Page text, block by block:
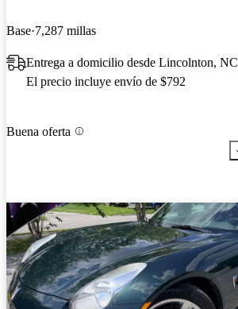
Base 7,287 millas
Entrega a domicilio desde Lincolnton, NC
El precio incluye envío de $792
Buena oferta